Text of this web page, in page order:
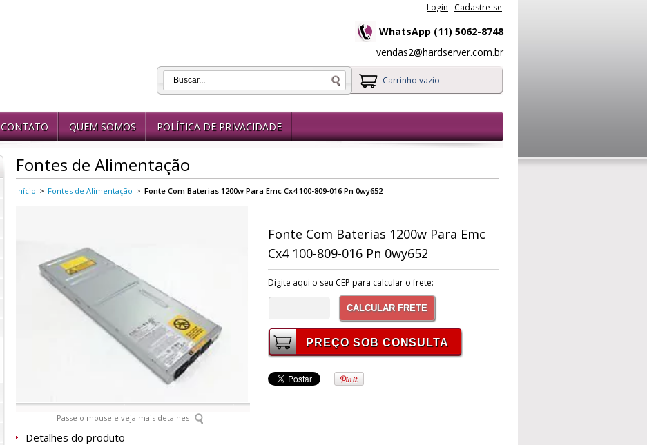
Login Cadastre-se
WhatsApp (11) 5062-8748
vendas2@hardserver.com.br
Carrinho vazio
CONTATO QUEM SOMOS POLÍTICA DE PRIVACIDADE
Fontes de Alimentação
Início > Fontes de Alimentação > Fonte Com Baterias 1200w Para Emc Cx4 100-809-016 Pn 0wy652
Passe o mouse e veja mais detalhes
Fonte Com Baterias 1200w Para Emc
Cx4 100-809-016 Pn 0wy652
Digite aqui o seu CEP para calcular o frete:
CALCULAR FRETE
Detalhes do produto